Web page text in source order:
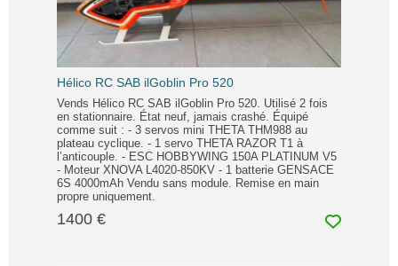
Hélico RC SAB ilGoblin Pro 520
Vends Hélico RC SAB ilGoblin Pro 520. Utilisé 2 fois
en stationnaire. État neuf, jamais crashé. Équipé
comme suit : - 3 servos mini THETA THM988 au
plateau cyclique. - 1 servo THETA RAZOR T1 à
l’anticouple. - ESC HOBBYWING 150A PLATINUM V5
- Moteur XNOVA L4020-850KV - 1 batterie GENSACE
6S 4000mAh Vendu sans module. Remise en main
propre uniquement.
1400 €